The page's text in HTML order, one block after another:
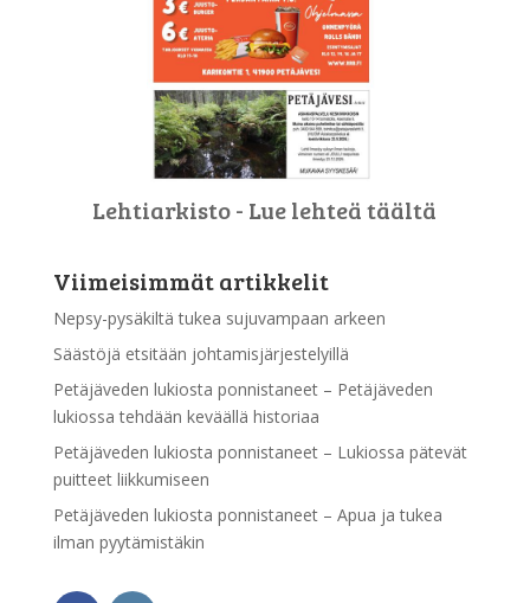
Lehtiarkisto - Lue lehteä täältä
Viimeisimmät artikkelit
Nepsy-pysäkiltä tukea sujuvampaan arkeen
Säästöjä etsitään johtamisjärjestelyillä
Petäjäveden lukiosta ponnistaneet – Petäjäveden
lukiossa tehdään keväällä historiaa
Petäjäveden lukiosta ponnistaneet – Lukiossa pätevät
puitteet liikkumiseen
Petäjäveden lukiosta ponnistaneet – Apua ja tukea
ilman pyytämistäkin